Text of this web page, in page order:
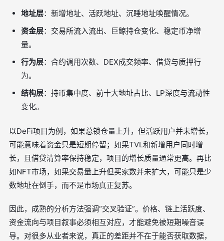
地址层：新增地址、活跃地址、沉睡地址唤醒情况。
资金层：交易所流入流出、巨鲸持仓变化、稳定币净增
量。
行为层：合约调用次数、DEX成交频率、借贷与质押行
为。
结构层：持币集中度、前十大地址占比、LP深度与流动性
变化。
以DeFi项目为例，如果总锁仓量上升，但活跃用户并未增长，
可能意味着资金只是短期停留；如果TVL和新增用户同时增
长，且借贷清算率保持稳定，项目的增长质量通常更高。再比
如NFT市场，如果交易量上升但买家数并未扩大，可能只是少
数地址在倒手，而不是市场真正复苏。
因此，成熟的分析方法强调“交叉验证”。价格、链上活跃度、
资金流向与项目叙事必须相互对应，才能避免被短期噪音误
导。对很多从业者来说，真正的差距并不在于能否获取数据，